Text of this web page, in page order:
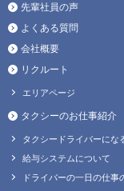
先輩社員の声
よくある質問
会社概要
リクルート
エリアページ
タクシーのお仕事紹介
タクシードライバーにな
給与システムについて
ドライバーの一日の仕事